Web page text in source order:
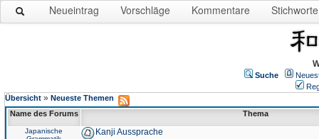
Neueintrag Vorschläge Kommentare Stichworte
Suche
Übersicht » Neueste Themen
Name des Forums
Thema
Japanische
Kanji Aussprache